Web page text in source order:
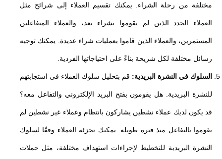
مختلفة من رحلة الشراء. يمكنك تقسيم العملاء إلى شرائح مثل
العملاء الجدد الذين لم يقوموا بشراء بعد، والعملاء المتفاعلين
المستمرين، والعملاء الذين قاموا بعمليات شراء عديدة. يمكنك توجيه
رسائل مختلفة لكل شريحة بناءً على احتياجاتها الفردية.
السلوك في النشرة البريدية: قم بتحليل سلوك العملاء في استجابتهم
للنشرة البريدية. هل يقومون بفتح البريد الإلكتروني والتفاعل معه؟
قد يكون لديك عملاء نشطين يشاركون بانتظام وعملاء غير نشطين لم
يقوموا بالتفاعل منذ فترة طويلة. يمكنك تجزئة العملاء وفقًا لسلوك
النشرة البريدية للتخطيط لإجراءات استهداف مختلفة، مثل حملات